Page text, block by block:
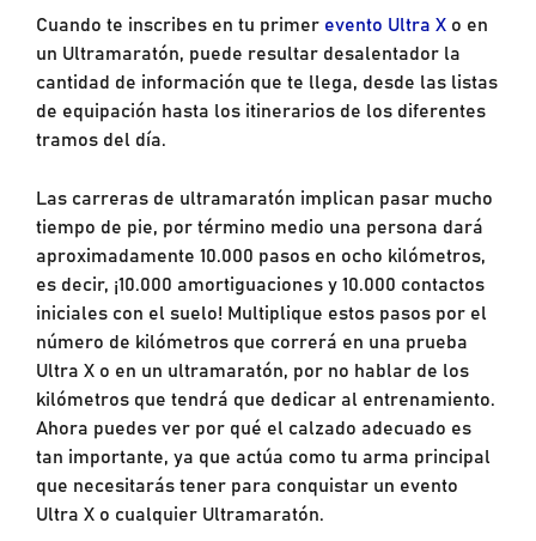
Cuando te inscribes en tu primer evento Ultra Xo en
un Ultramaratón, puede resultar desalentador la
cantidad de información que te llega, desde las listas
de equipación hasta los itinerarios de los diferentes
tramos del día.
Las carreras de ultramaratón implican pasar mucho
tiempo de pie, por término medio una persona dará
aproximadamente 10.000 pasos en ocho kilómetros,
es decir, ¡10.000 amortiguaciones y 10.000 contactos
iniciales con el suelo! Multiplique estos pasos por el
número de kilómetros que correrá en una prueba
Ultra X o en un ultramaratón, por no hablar de los
kilómetros que tendrá que dedicar al entrenamiento.
Ahora puedes ver por qué el calzado adecuado es
tan importante, ya que actúa como tu arma principal
que necesitarás tener para conquistar un evento
Ultra X o cualquier Ultramaratón.